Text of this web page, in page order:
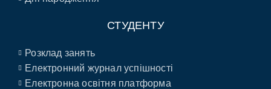
СТУДЕНТУ
Розклад занять
Електронний журнал успішності
Електронна освітня платформа